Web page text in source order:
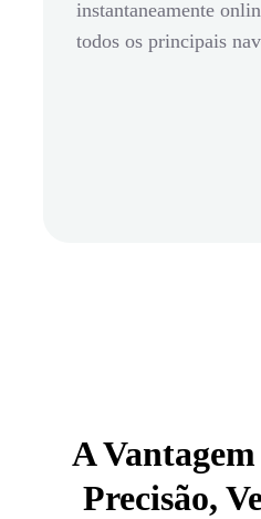
instantaneamente
todos os principais
A
Precisão,